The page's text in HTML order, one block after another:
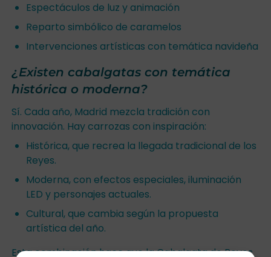
Espectáculos de luz y animación
Reparto simbólico de caramelos
Intervenciones artísticas con temática navideña
¿Existen cabalgatas con temática
histórica o moderna?
Sí. Cada año, Madrid mezcla tradición con
innovación. Hay carrozas con inspiración:
Histórica, que recrea la llegada tradicional de los
Reyes.
Moderna, con efectos especiales, iluminación
LED y personajes actuales.
Cultural, que cambia según la propuesta
artística del año.
Esta combinación hace que la Cabalgata de Reyes